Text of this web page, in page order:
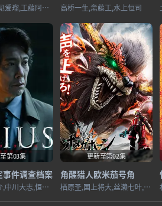
反町隆史,生见爱瑠,工藤阿须加,高桥玛莉润,市川知宏,夙川与务,近藤芳正,宇梶刚士,稻垣来泉,及川桃利,大岛美优,梶原叶渚,川口和空,北里琉,柴崎枫雅,难波碧空,西浦心乃助,堀口真帆,森本陆斗,松尾そのま,大石爱阳,高木龙之介,金子遥,伊藤骏太,角田一绊,永井湖白,西川实花,山本雪菜,上村佳里奈,富居玲衣,新井乃爱,川边庆乃,金泽飒,高桥佑大朗,斋藤虎之介,神江Jo,松岛菜菜子 高桥一生,斋藤工,水上恒司
第03集
事件调查档案
佐佐木藏之介,中川大志,恒松祐里,长谷川初范,猪塚健太,池田良,松浦祐也,大河内浩,山中崇,坂井真纪
更新至第02集
角醒猎人欧米茄号角
楢原圣,国上将大,丝濑七叶,田鹤翔吾,小西咏斗,光宗薰,桜庭大翔,三浦舞华,加藤清史郎,长田光平,潘惠美